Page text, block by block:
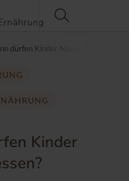
dürfen Kinder Nüsse essen?
Kinder